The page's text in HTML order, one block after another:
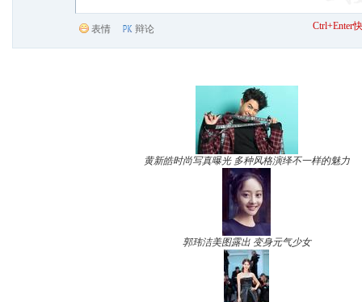
表情 辩论 Ctrl+Enter
黄新皓时尚写真曝光 多种风格演绎不一样的魅力
郭玮洁美图露出 变身元气少女